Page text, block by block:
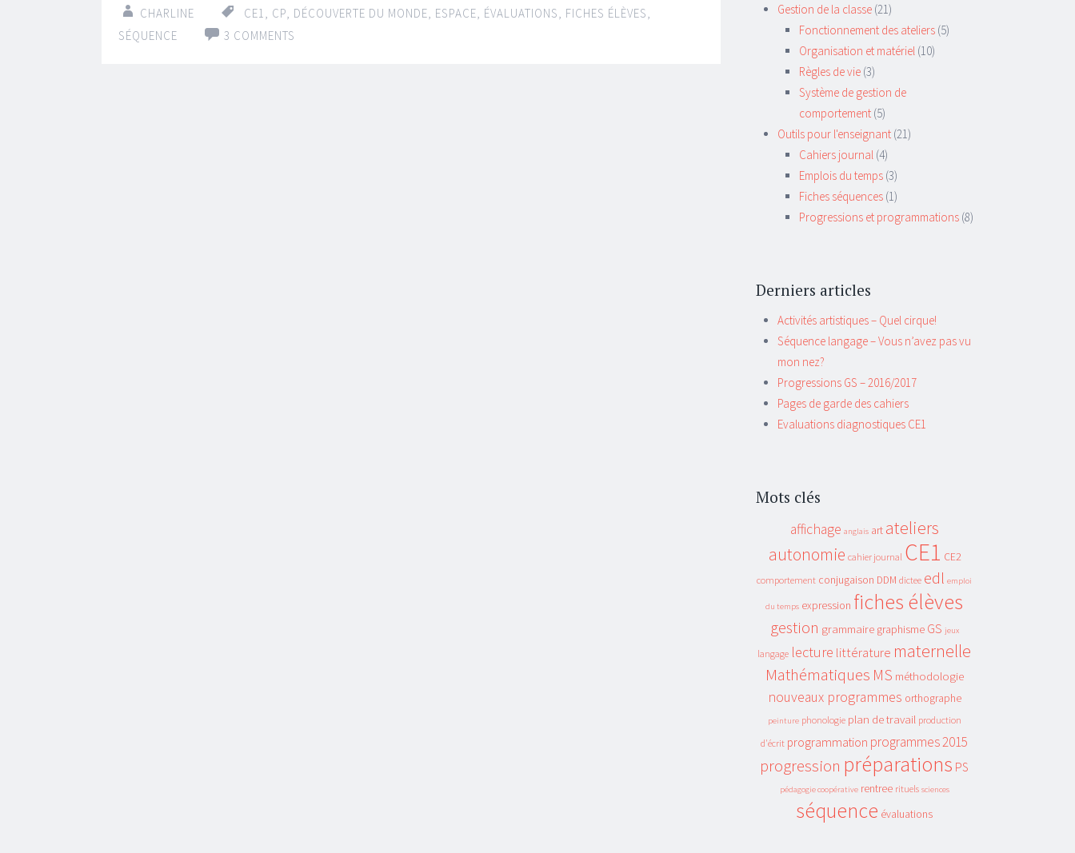
CHARLINE CE1 CP DÉCOUVERTE DU MONDE ESPACE ÉVALUATIONS FICHES ÉLÈVES
SÉQUENCE
3 COMMENTS
Gestion de la classe(21)
Fonctionnement des ateliers(5)
Organisation et matériel (10)
Règles de vie(3)
Système de gestion de
comportement(5)
Outils pour l'enseignant(21)
Cahiers journal (4)
Emplois du temps(3)
Fiches séquences(1)
Progressions et programmations(8)
Derniers articles
Activités artistiques – Quel cirque!
Séquence langage – Vous n’avez pas vu
mon nez?
Progressions GS – 2016/2017
Pages de garde des cahiers
Evaluations diagnostiques CE1
Mots clés
affichage anglais art ateliers
autonomie cahier journal CE1 CE2
comportement conjugaison DDM dictee edl emploi
du temps expression fiches élèves
gestion grammaire graphisme GS jeux
langage lecture littérature maternelle
Mathématiques MS méthodologie
nouveaux programmes orthographe
peinture phonologie plan de travail production
d'écrit programmation programmes 2015
progression préparations PS
pédagogie coopérative rentree rituels sciences
séquence évaluations